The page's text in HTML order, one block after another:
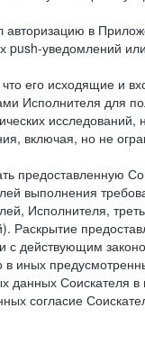
авторизацию в
push-уведомлений
что его исходящие и
Исполнителя для
включая, но не
предоставленную
выполнения
Исполнителя,
Раскрытие
с действующим
иных
данных Соискателя
согласие